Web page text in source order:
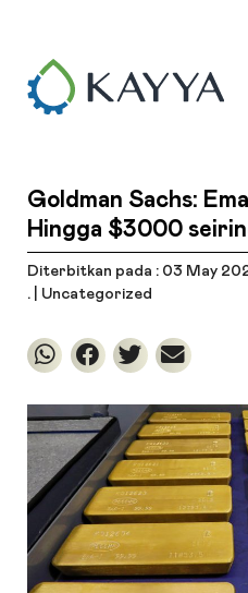
Goldman Sachs:
Hingga $3000
Diterbitkan pada : 03 May
. |
Uncategorized